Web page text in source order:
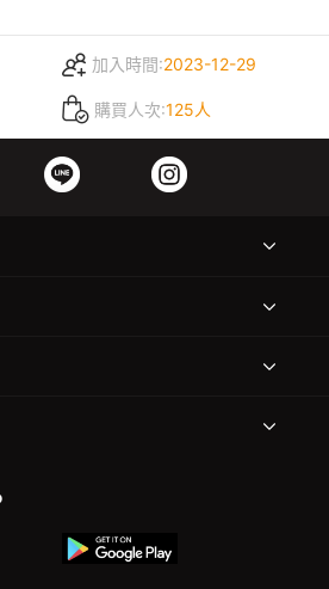
加入時間:2023-12-29
購買人次:125人